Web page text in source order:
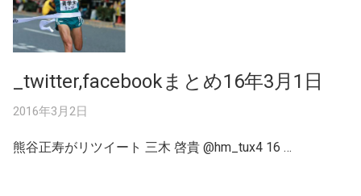
_twitter,facebookまとめ16年3月1日
2016年3月2日
熊谷正寿がリツイート 三木 啓貴 ‏@hm_tux4 16 …